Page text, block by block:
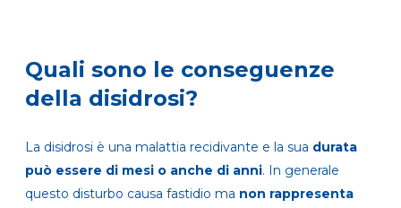
Quali sono le conseguenze
della disidrosi?
La disidrosi è una malattia recidivante e la sua durata
può essere di mesi o anche di anni. In generale
questo disturbo causa fastidio ma non rappresenta